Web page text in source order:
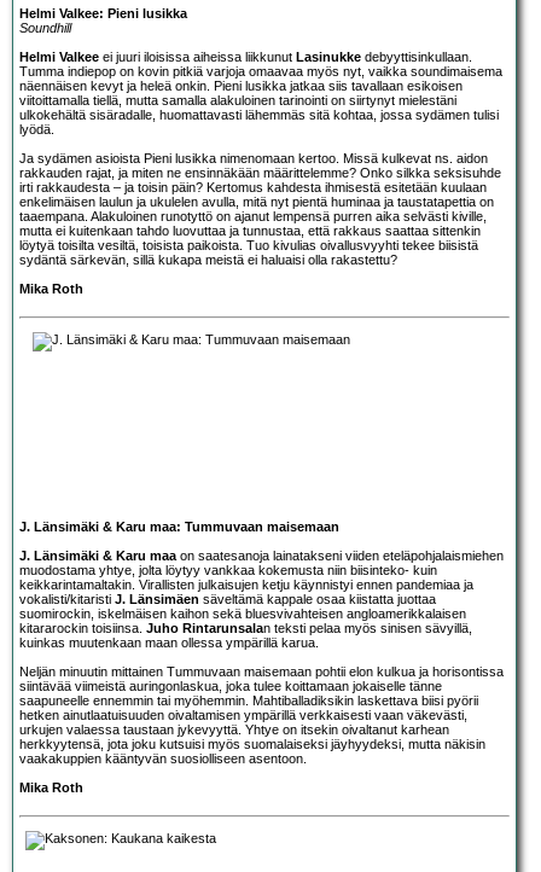
Helmi Valkee: Pieni lusikka
Soundhill
Helmi Valkee ei juuri iloisissa aiheissa liikkunut Lasinukke debyyttisinkullaan.
Tumma indiepop on kovin pitkiä varjoja omaavaa myös nyt, vaikka soundimaisema
näennäisen kevyt ja heleä onkin. Pieni lusikka jatkaa siis tavallaan esikoisen
viitoittamalla tiellä, mutta samalla alakuloinen tarinointi on siirtynyt mielestäni
ulkokehältä sisäradalle, huomattavasti lähemmäs sitä kohtaa, jossa sydämen tulisi
lyödä.
Ja sydämen asioista Pieni lusikka nimenomaan kertoo. Missä kulkevat ns. aidon
rakkauden rajat, ja miten ne ensinnäkään määrittelemme? Onko silkka seksisuhde
irti rakkaudesta – ja toisin päin? Kertomus kahdesta ihmisestä esitetään kuulaan
enkelimäisen laulun ja ukulelen avulla, mitä nyt pientä huminaa ja taustatapettia on
taaempana. Alakuloinen runotyttö on ajanut lempensä purren aika selvästi kiville,
mutta ei kuitenkaan tahdo luovuttaa ja tunnustaa, että rakkaus saattaa sittenkin
löytyä toisilta vesiltä, toisista paikoista. Tuo kivulias oivallusvyyhti tekee biisistä
sydäntä särkevän, sillä kukapa meistä ei haluaisi olla rakastettu?
Mika Roth
J. Länsimäki & Karu maa: Tummuvaan maisemaan
J. Länsimäki & Karu maa on saatesanoja lainatakseni viiden eteläpohjalaismiehen
muodostama yhtye, jolta löytyy vankkaa kokemusta niin biisinteko- kuin
keikkarintamaltakin. Virallisten julkaisujen ketju käynnistyi ennen pandemiaa ja
vokalisti/kitaristi J. Länsimäen säveltämä kappale osaa kiistatta juottaa
suomirockin, iskelmäisen kaihon sekä bluesvivahteisen angloamerikkalaisen
kitararockin toisiinsa. Juho Rintarunsalan teksti pelaa myös sinisen sävyillä,
kuinkas muutenkaan maan ollessa ympärillä karua.
Neljän minuutin mittainen Tummuvaan maisemaan pohtii elon kulkua ja horisontissa
siintävää viimeistä auringonlaskua, joka tulee koittamaan jokaiselle tänne
saapuneelle ennemmin tai myöhemmin. Mahtiballadiksikin laskettava biisi pyörii
hetken ainutlaatuisuuden oivaltamisen ympärillä verkkaisesti vaan väkevästi,
urkujen valaessa taustaan jykevyyttä. Yhtye on itsekin oivaltanut karhean
herkkyytensä, jota joku kutsuisi myös suomalaiseksi jäyhyydeksi, mutta näkisin
vaakakuppien kääntyvän suosiolliseen asentoon.
Mika Roth